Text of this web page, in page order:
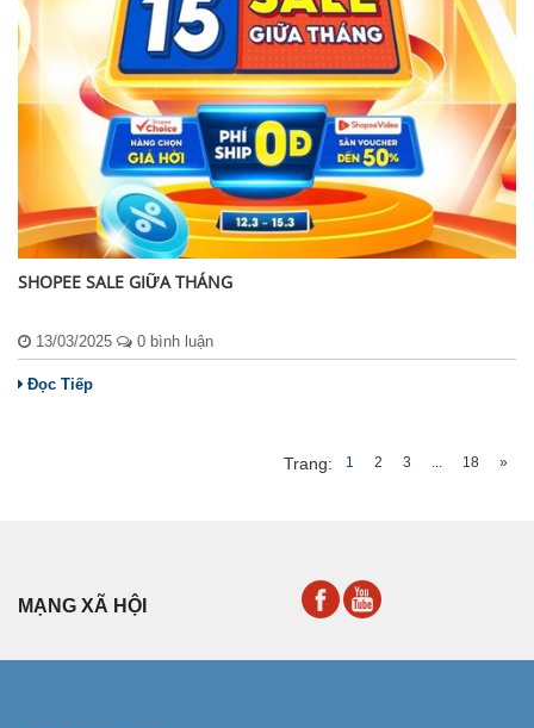
SHOPEE SALE GIỮA THÁNG
13/03/2025 0 bình luận
Đọc Tiếp
Trang: 1 2 3 ... 18 »
MẠNG XÃ HỘI